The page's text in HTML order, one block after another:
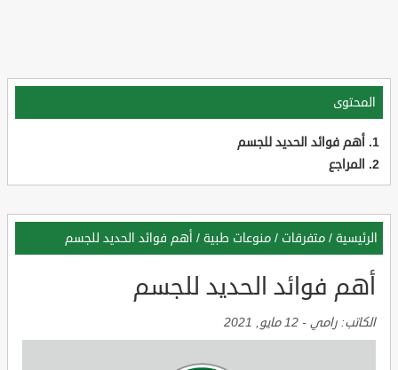
المحتوى
أهم فوائد الحديد للجسم
المراجع
الرئيسية / متفرقات / منوعات طبية / أهم فوائد الحديد للجسم
أهم فوائد الحديد للجسم
الكاتب: رامي - 12 مايو, 2021